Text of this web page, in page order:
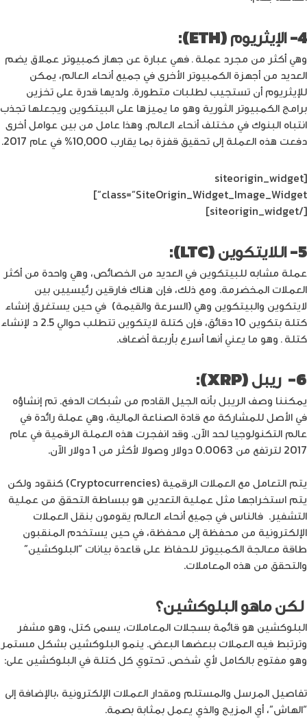
4- الإيثريوم (ETH):
وهي أكثر من مجرد عملة ـ فهي عبارة عن جهاز كمبيوتر عملاق يضم
العديد من أجهزة الكمبيوتر الأخرى في جميع أنحاء العالم، يمكن
للإيثريوم أن تستجيب لطلبات متطورة. ولديها قدرة على تخزين
برامج الكمبيوتر الثورية وهو ما يميزها على البيتكوين ويجعلها تجذب
انتباه البنوك في مختلف أنحاء العالم. وهذا عامل من بين عوامل أخرى
دفعت هذه العملة إلى تحقيق قفزة بما يقارب 10,000% في عام 2017.
[siteorigin_widget
class=”SiteOrigin_Widget_Image_Widget”]
[/siteorigin_widget]
5- اللايتكوين (LTC):
عملة مشابه للبيتكوين في العديد من الخصائص، وهي واحدة من أكثر
العملات المخضرمة. ومع ذلك، فإن هناك فارقين رئيسيين بين
لايتكوين والبيتكوين وهي (السرعة والقيمة) في حين يستغرق إنشاء
كتلة بتكوين 10 دقائق، فإن كتلة لايتكوين تتطلب حوالي 2.5 د لإنشاء
كتلة ـ وهو ما يعني أنها أسرع بأربعة أضعاف.
6- ريبل (XRP):
يمكننا وصف الريبل بأنه الجيل القادم من شبكات الدفع. تم إنشاؤه
في الأصل للمشاركة مع قادة الصناعة المالية، وهي عملة رائدة في
عالم التكنولوجيا لحد الآن. وقد انفجرت هذه العملة الرقمية في عام
2017 لترتفع من 0.0063 دولار وصولا لأكثر من 1 دولار الآن.
يتم التعامل مع العملات الرقمية (Cryptocurrencies) كنقود ولكن
يتم استخراجها مثل عملية التعدين هو ببساطة التحقق من عملية
التشفير. فالناس في جميع أنحاء العالم يقومون بنقل العملات
الإلكترونية من محفظة إلى محفظة، في حين يستخدم المنقبون
طاقة معالجة الكمبيوتر للحفاظ على قاعدة بيانات “البلوكشين”
والتحقق من هذه المعاملات.
لكن ماهو البلوكشين؟
البلوكشين هو قائمة بسجلات المعاملات، يسمى كتل، وهو مشفر
وترتبط فيه العملات ببعضها البعض. ينمو البلوكشين بشكل مستمر
وهو مفتوح بالكامل لأي شخص. تحتوي كل كتلة في البلوكشين على:
تفاصيل المرسل والمستلم ومقدار العملات الإلكترونية ،بالإضافة إلى
“الهاش”، أي المزيج والذي يعمل بمثابة بصمة.